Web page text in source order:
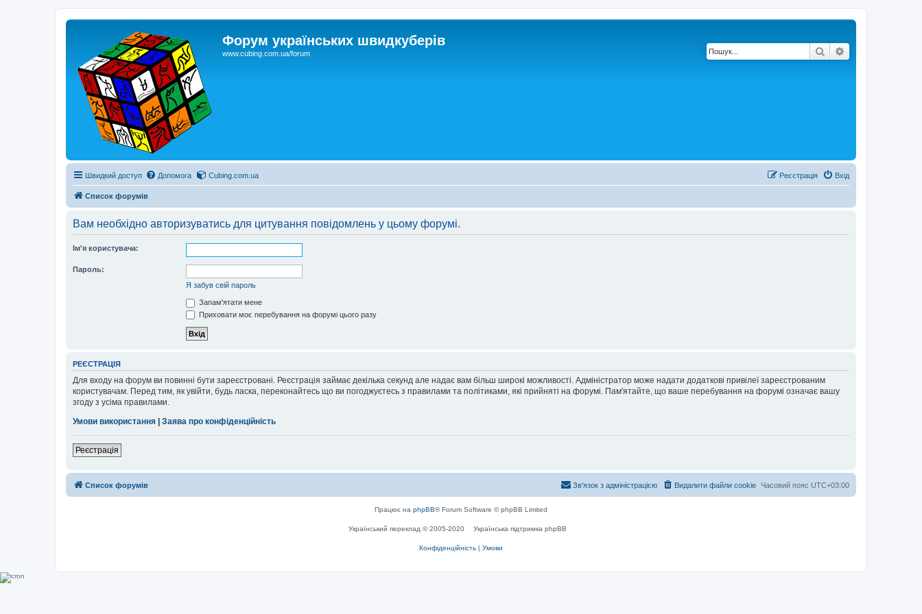
Форум українських швидкуберів
www.cubing.com.ua/forum Пошук
Швидкий доступ Допомога Cubing.com.ua Вхід
Реєстрація
Список форумів
Вам необхідно авторизуватись для цитування повідомлень у цьому форумі.
Ім'я користувача:
Пароль:
Я забув свій пароль
Запам'ятати мене
Приховати моє перебування на форумі цього разу
РЕЄСТРАЦІЯ
Для входу на форум ви повинні бути зареєстровані. Реєстрація займає декілька секунд але надає вам більш широкі можливості. Адміністратор може надати додаткові привілеї зареєстрованим
користувачам. Перед тим, як увійти, будь ласка, переконайтесь що ви погоджуєтесь з правилами та політиками, які прийняті на форумі. Пам'ятайте, що ваше перебування на форумі означає вашу
згоду з усіма правилами.
Умови використання | Заява про конфіденційність
Реєстрація
Список форумів Часовий пояс UTC+03:00
Видалити файли cookie
Зв'язок з адміністрацією
Працює на phpBB® Forum Software © phpBB Limited
Український переклад © 2005-2020 Українська підтримка phpBB
Конфіденційність | Умови